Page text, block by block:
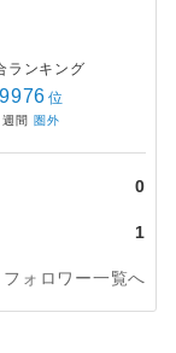
ランキング
9976 位
週間 圏外
0
1
ォロワー一覧へ